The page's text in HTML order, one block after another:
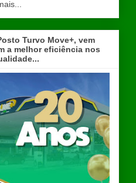
Turvo Move+, vem
a melhor eficiência nos